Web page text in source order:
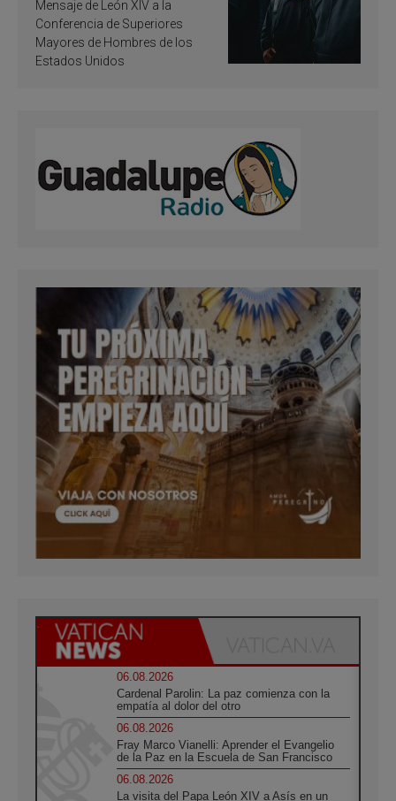
santificación
Mensaje de León XIV a la
Conferencia de Superiores
Mayores de Hombres de los
Estados Unidos
06.08.2026
Cardenal Parolin: La paz comienza con la
empatía al dolor del otro
06.08.2026
Fray Marco Vianelli: Aprender el Evangelio
de la Paz en la Escuela de San Francisco
06.08.2026
La visita del Papa León XIV a Asís en un